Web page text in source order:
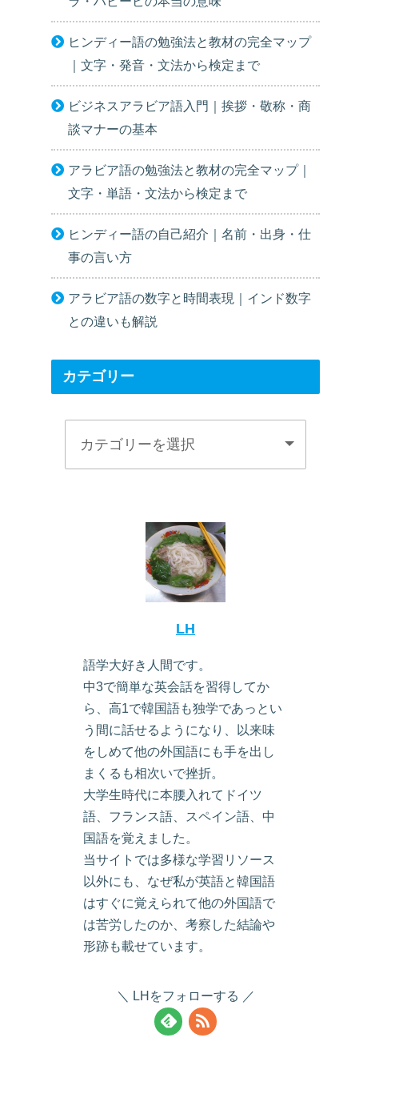
ヒンディー語の勉強法と教材の完全マップ
｜文字・発音・文法から検定まで
ビジネスアラビア語入門｜挨拶・敬称・商
談マナーの基本
アラビア語の勉強法と教材の完全マップ｜
文字・単語・文法から検定まで
ヒンディー語の自己紹介｜名前・出身・仕
事の言い方
アラビア語の数字と時間表現｜インド数字
との違いも解説
カテゴリー
LH
語学大好き人間です。
中3で簡単な英会話を習得してか
ら、高1で韓国語も独学であっとい
う間に話せるようになり、以来味
をしめて他の外国語にも手を出し
まくるも相次いで挫折。
大学生時代に本腰入れてドイツ
語、フランス語、スペイン語、中
国語を覚えました。
当サイトでは多様な学習リソース
以外にも、なぜ私が英語と韓国語
はすぐに覚えられて他の外国語で
は苦労したのか、考察した結論や
形跡も載せています。
LHをフォローする